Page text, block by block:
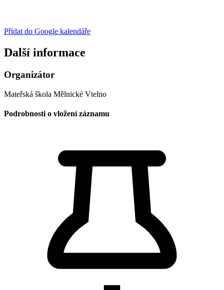
Přidat do Google kalendáře
Další informace
Organizátor
Mateřská škola Mělnické Vtelno
Podrobnosti o vložení záznamu